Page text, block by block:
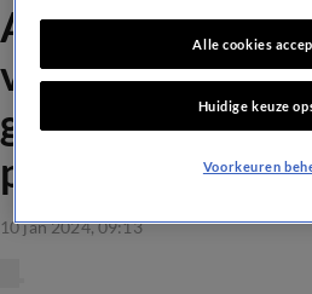
Akpom niet van
vertrekken:
gevoel ben ik
procent een
10 jan 2024, 09:13
Alle cookies
Huidige keuze
Voorkeuren